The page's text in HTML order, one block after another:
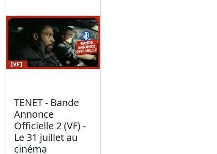
TENET - Bande
Annonce
Officielle 2 (VF) -
Le 31 juillet au
cinéma